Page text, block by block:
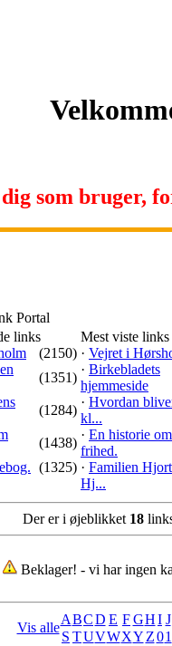
som bruger,
Portal
links
(2150)
(1351)
(1284)
(1438)
(1325)
Mest viste links
· Vejret i
· Birkebladets
hjemmeside
· Hvordan
kl...
· En historie om
frihed.
· Familien
Hj...
Der er i øjeblikket 18
Beklager! - vi har ingen
Vis alle
ABCD E FGHI J
S TUVWXY Z01